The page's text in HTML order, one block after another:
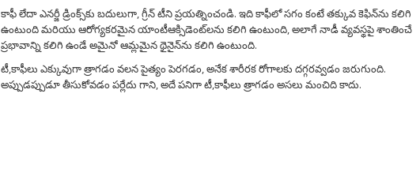
కాఫీ లేదా ఎనర్జీ డ్రింక్స్‌కు బదులుగా, గ్రీన్ టీని ప్రయత్నించండి. ఇది కాఫీలో సగం కంటే తక్కువ కెఫిన్‌ను కలిగి
ఉంటుంది మరియు ఆరోగ్యకరమైన యాంటీఆక్సిడెంట్‌లను కలిగి ఉంటుంది, అలాగే నాడీ వ్యవస్థపై శాంతించే
ప్రభావాన్ని కలిగి ఉండే అమైనో ఆమ్లమైన థైనైన్‌ను కలిగి ఉంటుంది.
టీ,కాఫీలు ఎక్కువుగా త్రాగడం వలన పైత్యం పెరగడం, అనేక శారీరక రోగాలకు దగ్గరవ్వడం జరుగుంది.
అప్పుడప్పుడూ తీసుకోవడం పర్లేదు గాని, అదే పనిగా టీ,కాఫీలు త్రాగడం అసలు మంచిది కాదు.